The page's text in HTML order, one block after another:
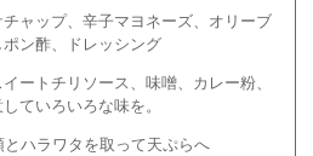
チャップ、辛子マヨネーズ、オリーブ
ン酢、ドレッシング
ートチリソース、味噌、カレー粉、
ていろいろな味を。
ハラワタを取って天ぷらへ